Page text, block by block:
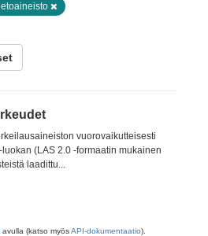
vuorovaikutteisesti
(LAS 2.0 -formaatin mukainen
laadittu...
avulla (katso myösAPI-dokumentaatio).